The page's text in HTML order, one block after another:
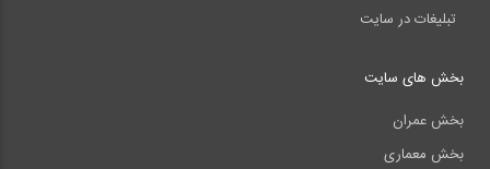
تبلیغات در سایت
بخش های سایت
بخش عمران
بخش معماری